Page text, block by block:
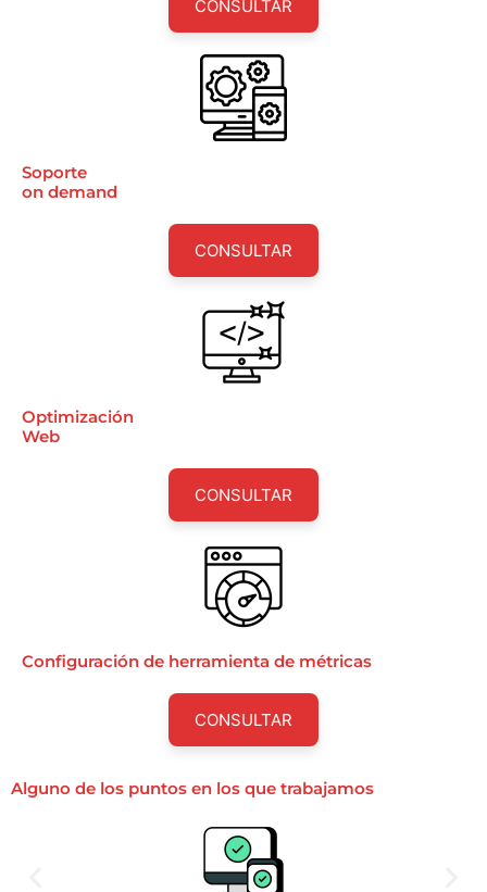
CONSULTAR
Soporte
on demand
CONSULTAR
Optimización
Web
CONSULTAR
Configuración de herramienta de métricas
CONSULTAR
Alguno de los puntos en los que trabajamos